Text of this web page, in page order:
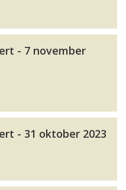
- 7 november
- 31 oktober 2023